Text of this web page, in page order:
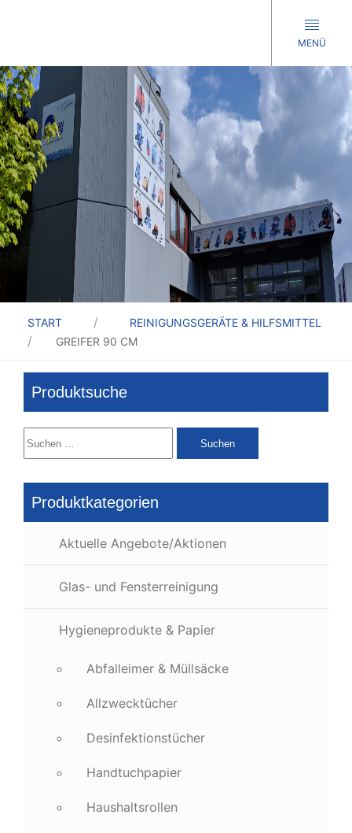
MENÜ
START
REINIGUNGSGERÄTE & HILFSMITTEL
GREIFER 90 CM
Produktsuche
Suchen
nach:
Produktkategorien
Aktuelle Angebote/Aktionen
Glas- und Fensterreinigung
Hygieneprodukte & Papier
Abfalleimer & Müllsäcke
Allzwecktücher
Desinfektionstücher
Handtuchpapier
Haushaltsrollen